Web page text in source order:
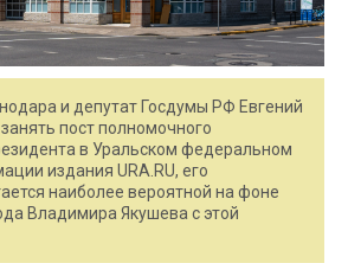
и депутат Госдумы РФ Евгений
пост полномочного
в Уральском федеральном
издания URA.RU, его
наиболее вероятной на фоне
Владимира Якушева с этой